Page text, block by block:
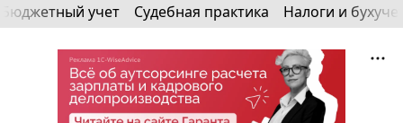
Бюджетный учет Судебная практика Налоги и